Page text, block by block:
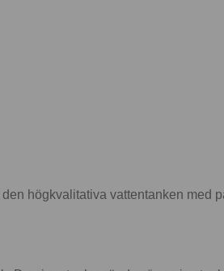
högkvalitativa vattentanken med